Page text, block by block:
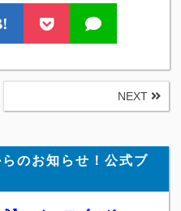
NEXT
のお知らせ！公式ブ